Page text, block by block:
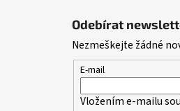
Odebírat
Nezmeškejte žádné
E-mail
Vložením e-mailu